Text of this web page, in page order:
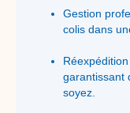
Gestion
colis dans
garantissant
soyez.